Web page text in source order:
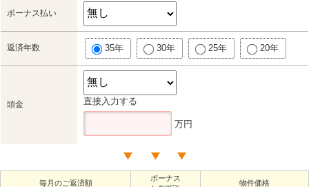
ボーナス払い
返済年数 35年 30年 25年 20年
頭金 直接入力する
万円
毎月のご返済額
ボーナス
物件価格